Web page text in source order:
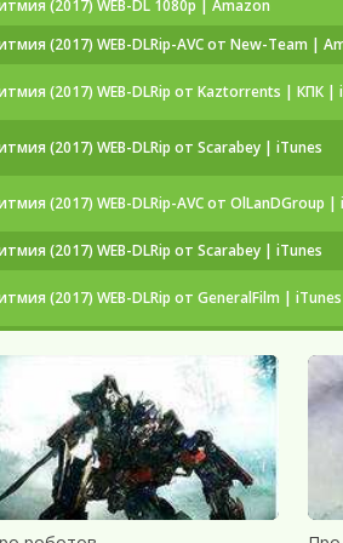
(2017) WEB-DL 1080p | Amazon
(2017) WEB-DLRip-AVC от New-Team |
(2017) WEB-DLRip от Kaztorrents | КПК |
(2017) WEB-DLRip от Scarabey | iTunes
(2017) WEB-DLRip-AVC от OlLanDGroup |
(2017) WEB-DLRip от Scarabey | iTunes
(2017) WEB-DLRip от GeneralFilm | iTunes
(2017) WEB-DLRip от MegaPeer | iTunes
(2017) WEB-DL 720p | iTunes
(2017) WEB-DLRip | iTunes
(2017) WEB-DLRip от MegaPeer | iTunes
(2017) WEB-DL 1080p | iTunes